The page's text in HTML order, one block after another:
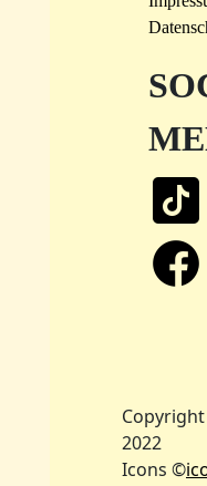
2022
Icons ©